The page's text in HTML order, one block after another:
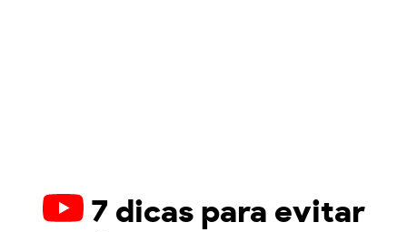
7 dicas para evitar